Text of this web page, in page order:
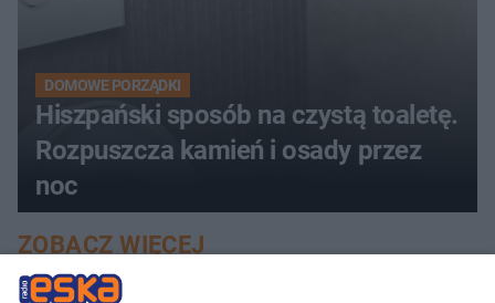
DOMOWE PORZĄDKI
Hiszpański sposób na czystą toaletę.
Rozpuszcza kamień i osady przez
noc
ZOBACZ WIĘCEJ